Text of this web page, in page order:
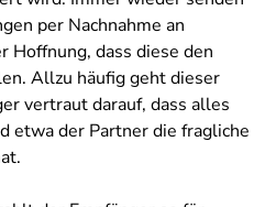
per Nachnahme an
Hoffnung, dass diese den
Allzu häufig geht dieser
vertraut darauf, dass alles
etwa der Partner die fragliche